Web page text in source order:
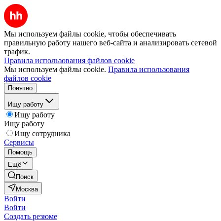
Мы используем файлы cookie, чтобы обеспечивать
правильную работу нашего веб-сайта и анализировать сетевой
трафик.
Правила использования файлов cookie
Мы используем файлы cookie. Правила использования
файлов cookie
Понятно
Ищу работу
Ищу работу
Ищу работу
Ищу сотрудника
Сервисы
Помощь
Ещё
Поиск
Москва
Войти
Войти
Создать резюме